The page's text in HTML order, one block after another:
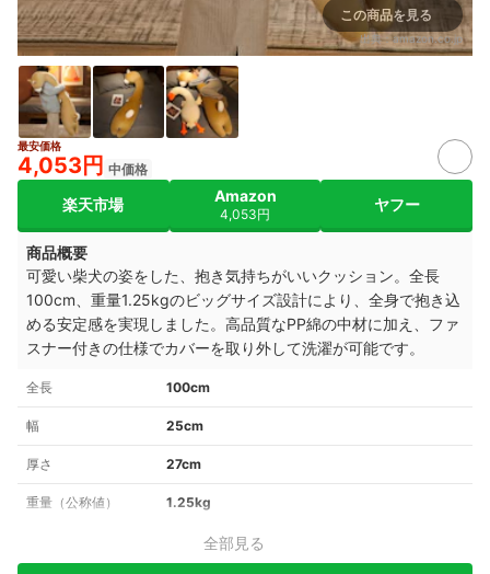
この商品を見る
出典：amazon.co.jp
最安価格
4,053円 中価格
楽天市場 Amazon
4,053円
ヤフー
商品概要
可愛い柴犬の姿をした、抱き気持ちがいいクッション。全長
100cm、重量1.25kgのビッグサイズ設計により、全身で抱き込
める安定感を実現しました。高品質なPP綿の中材に加え、ファ
スナー付きの仕様でカバーを取り外して洗濯が可能です。
全長 100cm
幅 25cm
厚さ 27cm
重量（公称値） 1.25kg
全部見る